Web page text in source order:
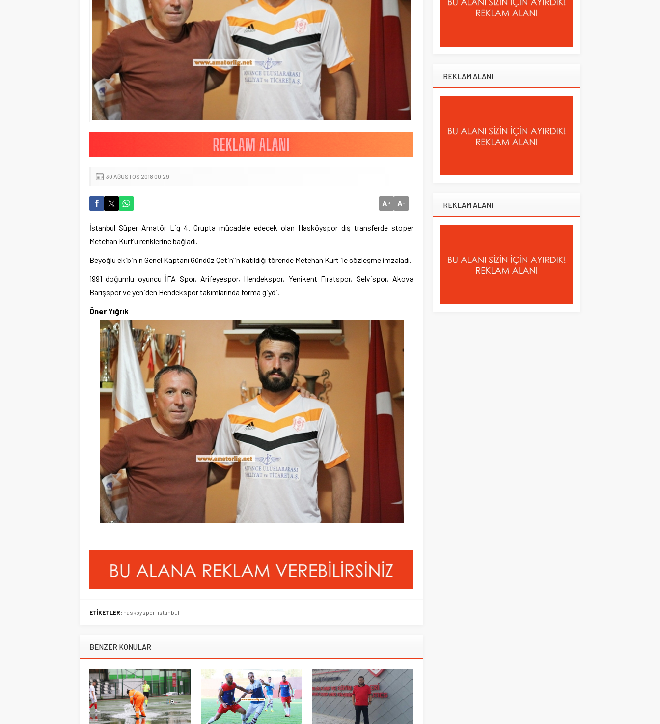
30 AĞUSTOS 2018 00:29
A+ A-
İstanbul Süper Amatör Lig 4. Grupta mücadele edecek olan Hasköyspor dış transferde stoper
Metehan Kurt’u renklerine bağladı.
Beyoğlu ekibinin Genel Kaptanı Gündüz Çetin’in katıldığı törende Metehan Kurt ile sözleşme imzaladı.
1991 doğumlu oyuncu İFA Spor, Arifeyespor, Hendekspor, Yenikent Fıratspor, Selvispor, Akova
Barışspor ve yeniden Hendekspor takımlarında forma giydi.
Öner Yığrık
ETİKETLER: hasköyspor, istanbul
BENZER KONULAR
REKLAM ALANI
REKLAM ALANI